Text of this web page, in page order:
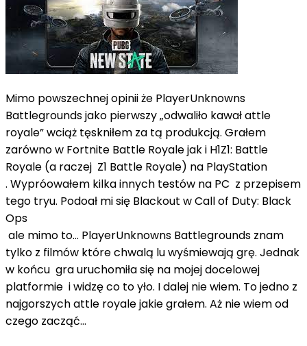
Mimo powszechnej opinii że PlayerUnknowns
Battlegrounds jako pierwszy „odwaliło kawał attle
royale” wciąż tęskniłem za tą produkcją. Grałem
zarówno w Fortnite Battle Royale jak i H1Z1: Battle
Royale (a raczej Z1 Battle Royale) na PlayStation
. Wypróowałem kilka innych testów na PC z przepisem
tego tryu. Podoał mi się Blackout w Call of Duty: Black
Ops
ale mimo to... PlayerUnknowns Battlegrounds znam
tylko z filmów które chwalą lu wyśmiewają grę. Jednak
w końcu gra uruchomiła się na mojej docelowej
platformie i widzę co to yło. I dalej nie wiem. To jedno z
najgorszych attle royale jakie grałem. Aż nie wiem od
czego zacząć…